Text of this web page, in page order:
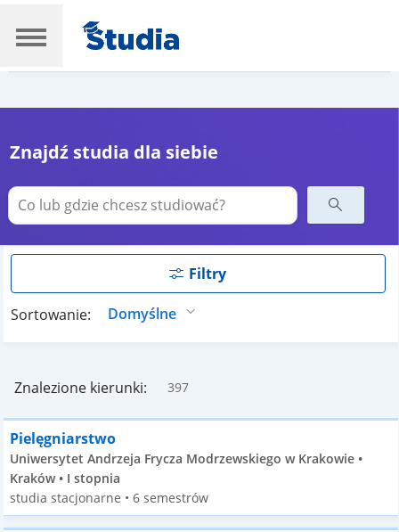
Znajdź studia dla siebie
Filtry
Sortowanie:
Znalezione kierunki: 397
Pielęgniarstwo
Uniwersytet Andrzeja Frycza Modrzewskiego w Krakowie •
Kraków • I stopnia
studia stacjonarne • 6 semestrów